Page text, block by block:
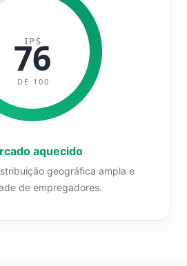
IPS
76
DE 100
aquecido
geográfica ampla e
de empregadores.